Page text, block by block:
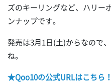
ズのキーリングなど、ハリー
ンナップです。
発売は3月1日(土)からなので
ね。
★Qoo10の公式URLはこちら！